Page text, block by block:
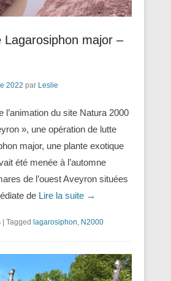
Lagarosiphon major –
2022 par Leslie
l’animation du site Natura 2000
», une opération de lutte
major, une plante exotique
été menée à l’automne
de l’ouest Aveyron situées
de Lire la suite →
| Tagged lagarosiphon N2000